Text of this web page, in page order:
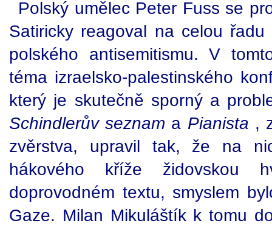
Polský umělec Peter Fuss se
Satiricky reagoval na celou
polského antisemitismu. V
téma izraelsko-palestinského
který je skutečně sporný a
Schindlerův seznam a Pianista ,
zvěrstva, upravil tak, že na
hákového kříže židovskou
doprovodném textu, smyslem
Gaze. Milan Mikuláštík k tomu